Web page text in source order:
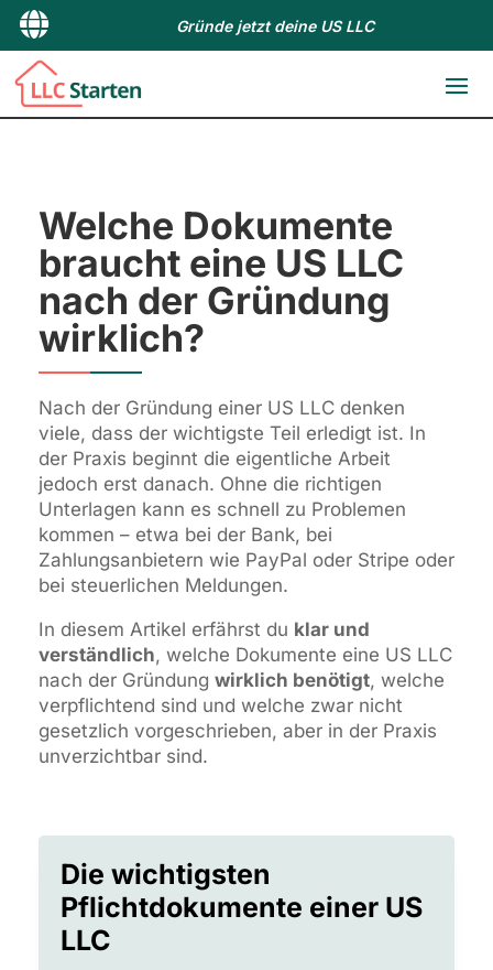
 Gründe jetzt deine US LLC
Welche Dokumente
braucht eine US LLC
nach der Gründung
wirklich?
Nach der Gründung einer US LLC denken
viele, dass der wichtigste Teil erledigt ist. In
der Praxis beginnt die eigentliche Arbeit
jedoch erst danach. Ohne die richtigen
Unterlagen kann es schnell zu Problemen
kommen – etwa bei der Bank, bei
Zahlungsanbietern wie PayPal oder Stripe oder
bei steuerlichen Meldungen.
In diesem Artikel erfährst du klar und
verständlich, welche Dokumente eine US LLC
nach der Gründung wirklich benötigt, welche
verpflichtend sind und welche zwar nicht
gesetzlich vorgeschrieben, aber in der Praxis
unverzichtbar sind.
Die wichtigsten
Pflichtdokumente einer US
LLC